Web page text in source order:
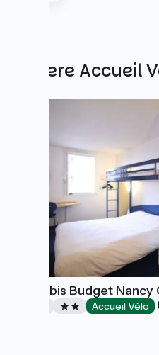
Andere Accueil
Hôtel Ibis Budget
Accueil Vélo